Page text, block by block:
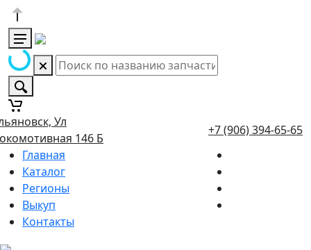
Ул
146 Б
+7 (906) 394-65-65
Главная
Каталог
Регионы
Выкуп
Контакты